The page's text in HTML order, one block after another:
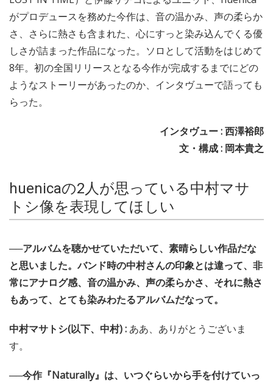
がプロデュースを務めた今作は、音の温かみ、声の柔らか
さ、さらに熱さも含まれた、心にすっと染み込んでくる優
しさが詰まった作品になった。ソロとして活動をはじめて
8年。初の全国リリースとなる今作が完成するまでにどの
ようなストーリーがあったのか、インタヴューで語っても
らった。
インタヴュー : 西澤裕郎
文・構成 : 岡本貴之
huenicaの2人が思っている中村マサ
トシ像を表現してほしい
──アルバムを聴かせていただいて、素晴らしい作品だな
と思いました。バンド時の中村さんの印象とは違って、非
常にアナログ感、音の温かみ、声の柔らかさ、それに熱さ
もあって、とても染みわたるアルバムだなって。
中村マサトシ(以下、中村) : ああ、ありがとうございま
す。
──今作『Naturally』は、いつぐらいから手を付けていっ